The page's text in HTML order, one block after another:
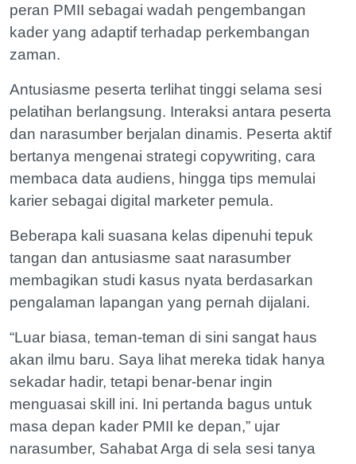
peran PMII sebagai wadah pengembangan
kader yang adaptif terhadap perkembangan
zaman.
Antusiasme peserta terlihat tinggi selama sesi
pelatihan berlangsung. Interaksi antara peserta
dan narasumber berjalan dinamis. Peserta aktif
bertanya mengenai strategi copywriting, cara
membaca data audiens, hingga tips memulai
karier sebagai digital marketer pemula.
Beberapa kali suasana kelas dipenuhi tepuk
tangan dan antusiasme saat narasumber
membagikan studi kasus nyata berdasarkan
pengalaman lapangan yang pernah dijalani.
“Luar biasa, teman-teman di sini sangat haus
akan ilmu baru. Saya lihat mereka tidak hanya
sekadar hadir, tetapi benar-benar ingin
menguasai skill ini. Ini pertanda bagus untuk
masa depan kader PMII ke depan,” ujar
narasumber, Sahabat Arga di sela sesi tanya